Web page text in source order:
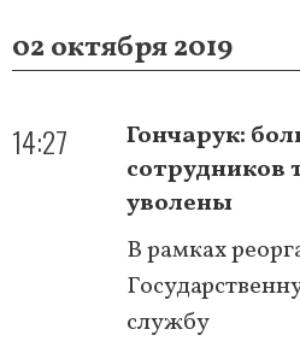
02 октября 2019
14:27
Гончарук:
сотрудников
уволены
В рамках
службу